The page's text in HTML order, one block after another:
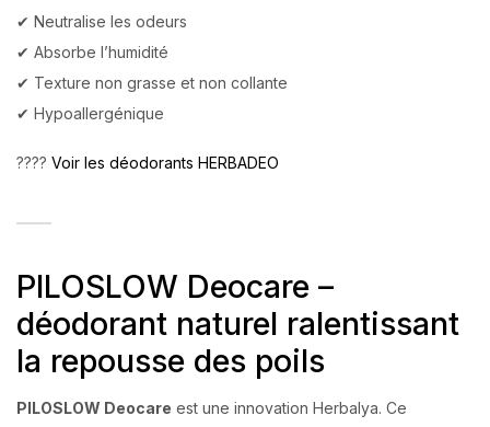
✔ Neutralise les odeurs
✔ Absorbe l’humidité
✔ Texture non grasse et non collante
✔ Hypoallergénique
???? Voir les déodorants HERBADEO
PILOSLOW Deocare –
déodorant naturel ralentissant
la repousse des poils
PILOSLOW Deocare est une innovation Herbalya. Ce